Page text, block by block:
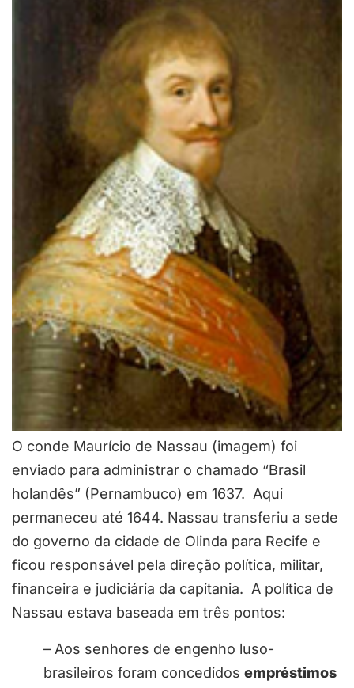
O conde Maurício de Nassau (imagem) foi
enviado para administrar o chamado “Brasil
holandês” (Pernambuco) em 1637. Aqui
permaneceu até 1644. Nassau transferiu a sede
do governo da cidade de Olinda para Recife e
ficou responsável pela direção política, militar,
financeira e judiciária da capitania. A política de
Nassau estava baseada em três pontos:
– Aos senhores de engenho luso-
brasileiros foram concedidos empréstimos